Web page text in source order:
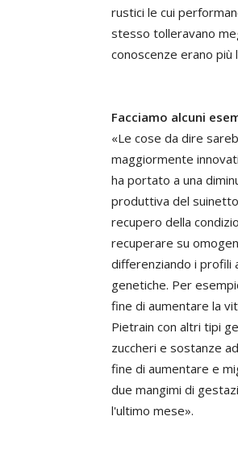
rustici le cui
stesso tolleravano
conoscenze erano più
Facciamo alcuni
«Le cose da dire
maggiormente
ha portato a una
produttiva del
recupero della
recuperare su
differenziando i profili
genetiche. Per
fine di aumentare la
Pietrain con altri tipi
zuccheri e sostanze
fine di aumentare e
due mangimi di
l'ultimo mese».